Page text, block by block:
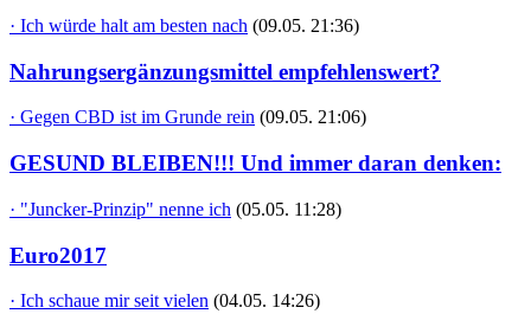
· Ich würde halt am besten nach (09.05. 21:36)
Nahrungsergänzungsmittel empfehlenswert?
· Gegen CBD ist im Grunde rein (09.05. 21:06)
GESUND BLEIBEN!!! Und immer daran denken:
· "Juncker-Prinzip" nenne ich (05.05. 11:28)
Euro2017
· Ich schaue mir seit vielen (04.05. 14:26)